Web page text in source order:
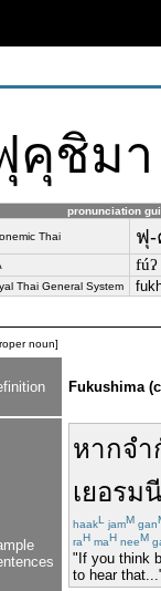
คุชิมา
pronunciation
Thai ฟุ-
fúʔ
Thai General System
noun]
Fukushima
หากจำ
เยอรมนี
haakL jamM gan
raH maH neeM
"If you think
to hear